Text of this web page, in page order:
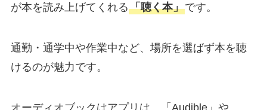
が本を読み上げてくれる「聴く本」です。
通勤・通学中や作業中など、場所を選ばず本を聴
けるのが魅力です。
オーディオブックはアプリは、「Audible」や